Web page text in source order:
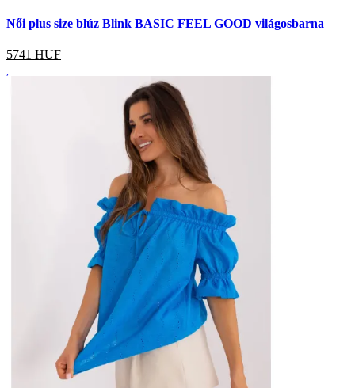
Női plus size blúz Blink BASIC FEEL GOOD világosbarna
5741 HUF